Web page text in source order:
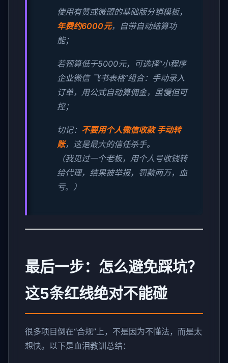
使用有赞或微盟的基础版分销模板，
年费约6000元，自带自动结算功
能；
若预算低于5000元，可选择“小程序
企业微信 飞书表格”组合：手动录入
订单，用公式自动算佣金，虽慢但可
控；
切记： 不要用个人微信收款 手动转
账，这是最大的信任杀手。
（我见过一个老板，用个人号收钱转
给代理，结果被举报，罚款两万，血
亏。）
最后一步：怎么避免踩坑？
这5条红线绝对不能碰
很多项目倒在“合规”上，不是因为不懂法，而是太
想快。以下是血泪教训总结：